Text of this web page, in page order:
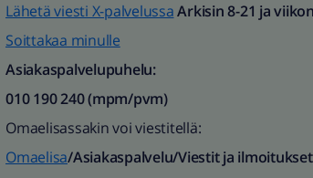
Lähetä viesti X-palvelussaArkisin 8-21 ja
Soittakaa minulle
Asiakaspalvelupuhelu:
010 190 240 (mpm/pvm)​
Omaelisassakin voi viestitellä:
Omaelisa/Asiakaspalvelu/Viestit ja